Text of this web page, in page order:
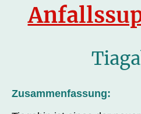
Zusammenfassung: